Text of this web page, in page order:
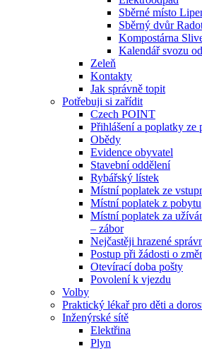
Sběrné místo
Sběrný dvůr
Kompostárna
Kalendář svozu
Zeleň
Kontakty
Jak správně topit
Potřebuji si zařídit
Czech POINT
Přihlášení a poplatky ze
Obědy
Evidence obyvatel
Stavební oddělení
Rybářský lístek
Místní poplatek ze
Místní poplatek z pobytu
Místní poplatek za
– zábor
Nejčastěji hrazené
Postup při žádosti o
Otevírací doba pošty
Povolení k vjezdu
Volby
Praktický lékař pro děti a
Inženýrské sítě
Elektřina
Plyn